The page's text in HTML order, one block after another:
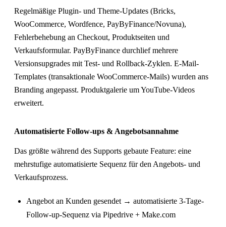
Regelmäßige Plugin- und Theme-Updates (Bricks,
WooCommerce, Wordfence, PayByFinance/Novuna),
Fehlerbehebung an Checkout, Produktseiten und
Verkaufsformular. PayByFinance durchlief mehrere
Versionsupgrades mit Test- und Rollback-Zyklen. E-Mail-
Templates (transaktionale WooCommerce-Mails) wurden ans
Branding angepasst. Produktgalerie um YouTube-Videos
erweitert.
Automatisierte Follow-ups & Angebotsannahme
Das größte während des Supports gebaute Feature: eine
mehrstufige automatisierte Sequenz für den Angebots- und
Verkaufsprozess.
Angebot an Kunden gesendet → automatisierte 3-Tage-
Follow-up-Sequenz via Pipedrive + Make.com